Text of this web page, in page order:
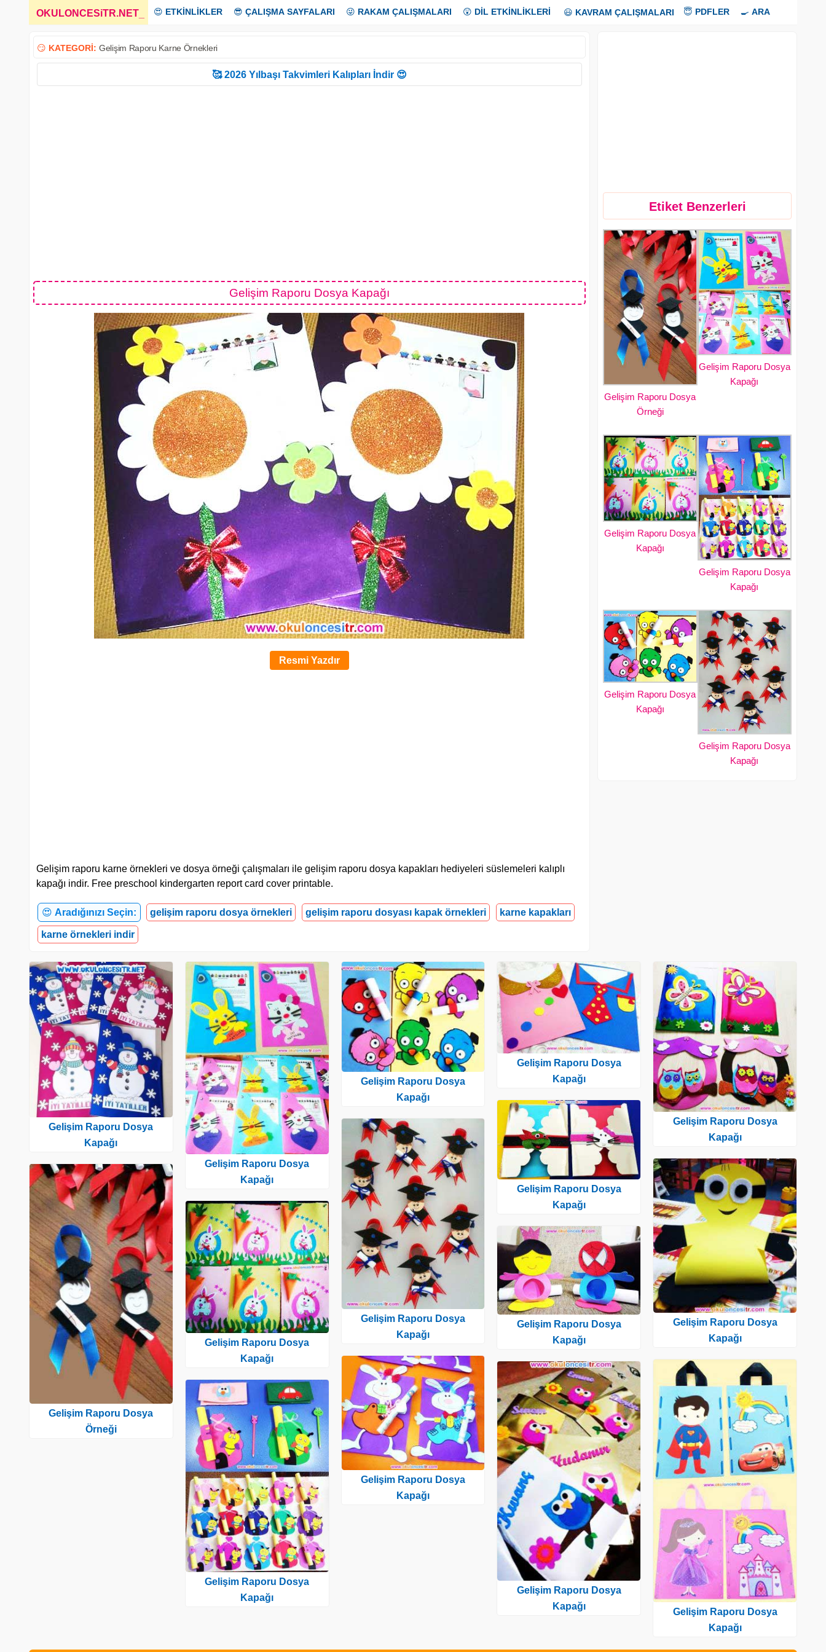
OKULONCESiTR.NET 😍 ETKİNLİKLER 😎 ÇALIŞMA SAYFALARI 😜 RAKAM ÇALIŞMALARI 😲 DİL ETKİNLİKLERİ 😃 KAVRAM ÇALIŞMALARI 😇 PDFLER 🍳 ARA
😏 KATEGORİ: Gelişim Raporu Karne Örnekleri
🥰 2026 Yılbaşı Takvimleri Kalıpları İndir 😍
Gelişim Raporu Dosya Kapağı
Resmi Yazdır
Gelişim raporu karne örnekleri ve dosya örneği çalışmaları ile gelişim raporu dosya kapakları hediyeleri süslemeleri kalıplı
kapağı indir. Free preschool kindergarten report card cover printable.
😍 Aradığınızı Seçin: gelişim raporu dosya örnekleri gelişim raporu dosyası kapak örnekleri karne kapakları
karne örnekleri indir
Etiket Benzerleri
Gelişim Raporu Dosya
Örneği
Gelişim Raporu Dosya
Kapağı
Gelişim Raporu Dosya
Kapağı
Gelişim Raporu Dosya
Kapağı
Gelişim Raporu Dosya
Kapağı
Gelişim Raporu Dosya
Kapağı
Gelişim Raporu Dosya
Kapağı
Gelişim Raporu Dosya
Örneği
Gelişim Raporu Dosya
Kapağı
Gelişim Raporu Dosya
Kapağı
Gelişim Raporu Dosya
Kapağı
Gelişim Raporu Dosya
Kapağı
Gelişim Raporu Dosya
Kapağı
Gelişim Raporu Dosya
Kapağı
Gelişim Raporu Dosya
Kapağı
Gelişim Raporu Dosya
Kapağı
Gelişim Raporu Dosya
Kapağı
Gelişim Raporu Dosya
Kapağı
Gelişim Raporu Dosya
Kapağı
Gelişim Raporu Dosya
Kapağı
Gelişim Raporu Dosya
Kapağı